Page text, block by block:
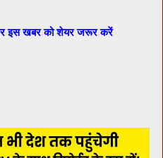
इस खबर को शेयर जरूर करें